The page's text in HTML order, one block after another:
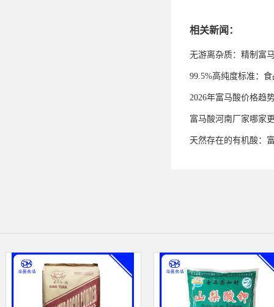
相关新闻：
无游离杂质：精制富
99.5%高纯度标准：
2026年富马酸价格趋
富马酸河南厂家哪家
天然存在的有机酸：